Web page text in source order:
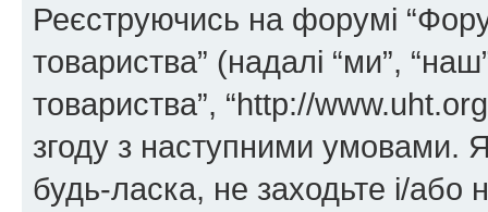
Реєструючись на форумі
товариства” (надалі “ми”,
товариства”, “http://
згоду з наступними умовами.
будь-ласка, не заходьте і/або